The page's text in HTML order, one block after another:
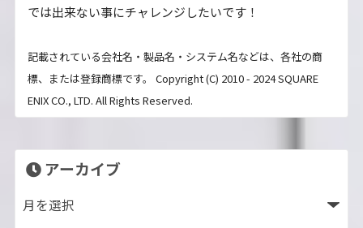
では出来ない事にチャレンジしたいです！
記載されている会社名・製品名・システム名などは、各社の商
標、または登録商標です。 Copyright (C) 2010 - 2024 SQUARE
ENIX CO., LTD. All Rights Reserved.
アーカイブ